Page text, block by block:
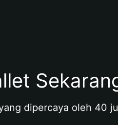
dipercaya oleh 40